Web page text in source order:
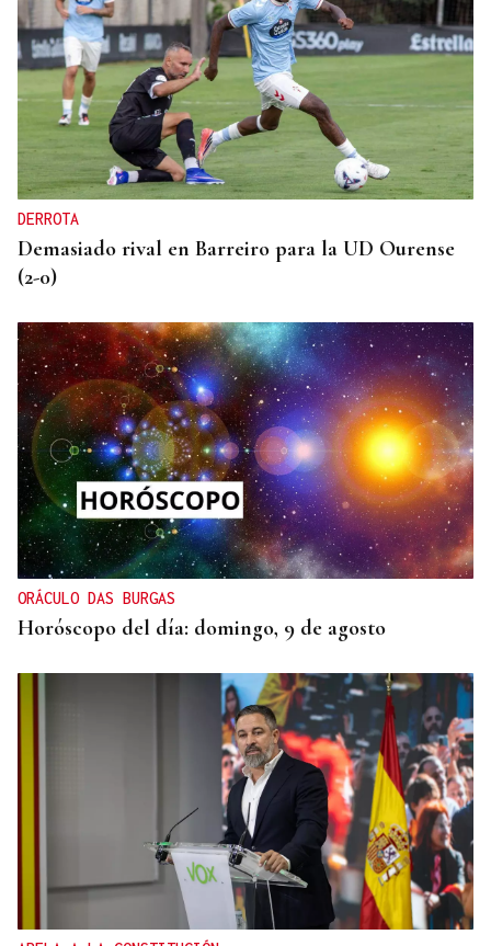
ÁLBUM DE FOTOS
Galería | Mario Ruiz-Tagle, CEO de Iberdrola
España, congrega a numerosas personalidades en
el Foro La Región
DERROTA
Demasiado rival en Barreiro para la UD Ourense
(2-0)
ORÁCULO DAS BURGAS
Horóscopo del día: domingo, 9 de agosto